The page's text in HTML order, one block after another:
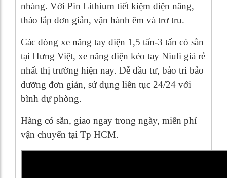
nhàng. Với Pin Lithium tiết kiệm điện năng,
tháo lắp đơn giản, vận hành êm và trơ tru.
Các dòng xe nâng tay điện 1,5 tấn-3 tấn có sẵn
tại Hưng Việt, xe nâng điện kéo tay Niuli giá rẻ
nhất thị trường hiện nay. Dễ đầu tư, bảo trì bảo
dưỡng đơn giản, sử dụng liên tục 24/24 với
bình dự phòng.
Hàng có sẵn, giao ngay trong ngày, miễn phí
vận chuyển tại Tp HCM.